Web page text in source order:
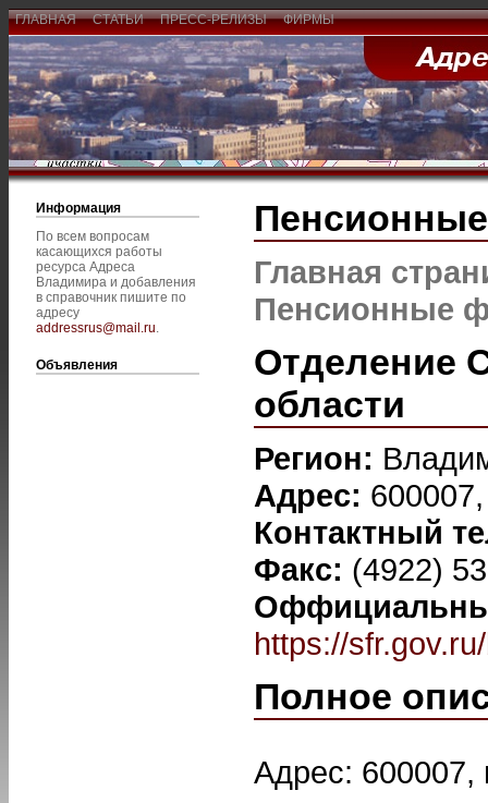
ГЛАВНАЯ СТАТЬИ ПРЕСС-РЕЛИЗЫ ФИРМЫ
Информация
По всем вопросам
касающихся работы
ресурса Адреса
Владимира и добавления
в справочник пишите по
адресу
addressrus@mail.ru.
Объявления
Главная
Пенсионные
Отделение
области
Регион:
Адрес:
Контактный
Факс: (4922)
https://
Полное
Адрес: 600007,